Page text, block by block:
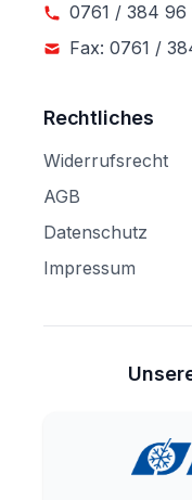
0761 / 384 96
Fax: 0761 /
Rechtliches
Widerrufsrecht
AGB
Datenschutz
Impressum